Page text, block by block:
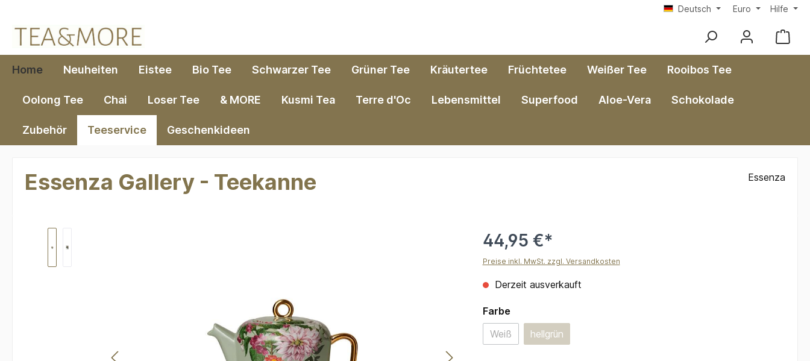
Deutsch Euro Hilfe
Home Neuheiten Eistee Bio Tee Schwarzer Tee Grüner Tee Kräutertee Früchtetee Weißer Tee Rooibos Tee
Oolong Tee Chai Loser Tee & MORE Kusmi Tea Terre d'Oc Lebensmittel Superfood Aloe-Vera Schokolade
Zubehör Teeservice Geschenkideen
Essenza Gallery - Teekanne Essenza
44,95 €*
Preise inkl. MwSt. zzgl. Versandkosten
Derzeit ausverkauft
Farbeauswählen
Weiß(Diese Option ist zurzeit nicht verfügbar.)
hellgrün(Diese Option ist zurzeit nicht verfügbar.)